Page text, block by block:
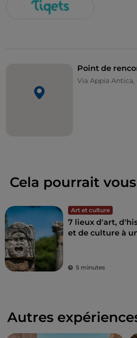
Point de
Via Appia Antica,
Cela pourrait
Art et culture
7 lieux d'art,
et de culture à
5 minutes
Autres